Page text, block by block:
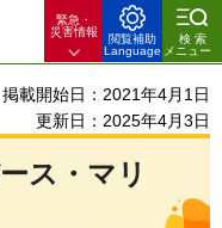
緊急・
災害情報
閲覧補助
Language
検索
メニュー
掲載開始日：2021年4月1日
更新日：2025年4月3日
ス・マリ